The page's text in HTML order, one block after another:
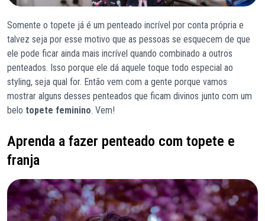
Somente o topete já é um penteado incrível por conta própria e
talvez seja por esse motivo que as pessoas se esquecem de que
ele pode ficar ainda mais incrível quando combinado a outros
penteados. Isso porque ele dá aquele toque todo especial ao
styling, seja qual for. Então vem com a gente porque vamos
mostrar alguns desses penteados que ficam divinos junto com um
belo topete feminino. Vem!
Aprenda a fazer penteado com topete e
franja